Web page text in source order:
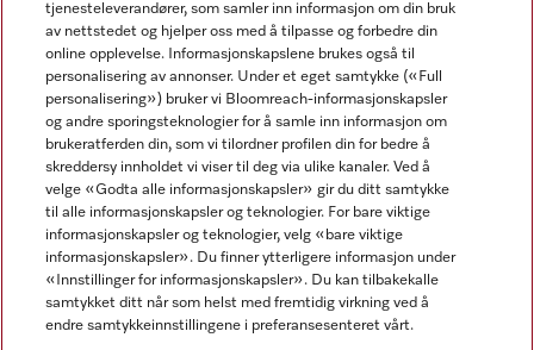
Miele AS
Vilkår og betingelser
Miele på Facebook
Miele på Youtube
Miele på Instagram
tjenesteleverandører, som samler inn informasjon om din bruk
av nettstedet og hjelper oss med å tilpasse og forbedre din
online opplevelse. Informasjonskapslene brukes også til
personalisering av annonser. Under et eget samtykke («Full
personalisering») bruker vi Bloomreach-informasjonskapsler
og andre sporingsteknologier for å samle inn informasjon om
brukeratferden din, som vi tilordner profilen din for bedre å
skreddersy innholdet vi viser til deg via ulike kanaler. Ved å
velge «Godta alle informasjonskapsler» gir du ditt samtykke
til alle informasjonskapsler og teknologier. For bare viktige
informasjonskapsler og teknologier, velg «bare viktige
informasjonskapsler». Du finner ytterligere informasjon under
«Innstillinger for informasjonskapsler». Du kan tilbakekalle
samtykket ditt når som helst med fremtidig virkning ved å
endre samtykkeinnstillingene i preferansesenteret vårt.